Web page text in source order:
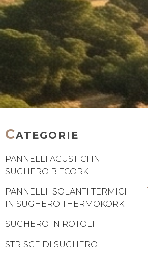
CATEGORIE
PANNELLI ACUSTICI IN
SUGHERO BITCORK
PANNELLI ISOLANTI TERMICI
IN SUGHERO THERMOKORK
SUGHERO IN ROTOLI
STRISCE DI SUGHERO